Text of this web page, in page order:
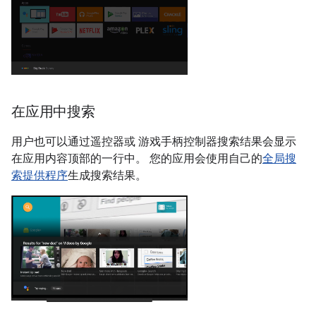
在应用中搜索
用户也可以通过遥控器或 游戏手柄控制器搜索结果会显示
在应用内容顶部的一行中。 您的应用会使用自己的全局搜
索提供程序生成搜索结果。